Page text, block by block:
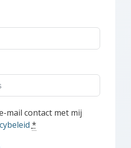
gekozen
op
productpagina
mail contact met mij
*